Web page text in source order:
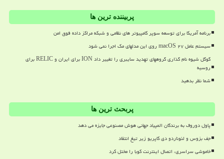
پربیننده ترین ها
برنامه آمریکا برای توسعه سوپر کامپیوتر های نظامی و شبکه مراکز داده فوق امن
سیستم عامل macOS ۲۷ روی این مدلهای مک اجرا نمی شود
گوگل شیوه نام گذاری گروههای تهدید سایبری را تغییر داد ION برای ایران و RELIC برای
روسیه
شما نظر بدهید
پربحث ترین ها
پاول دوروف به برندگان المپیاد جهانی هوش مصنوعی جایزه می دهد
جف بزوس و لئوناردو دی کاپریو زیر تیغ انتقاد
خاموشی سراسری، اتصال اینترنت کوبا را مختل کرد